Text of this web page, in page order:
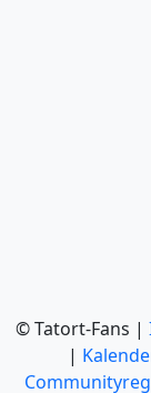
© Tatort-Fans |
|